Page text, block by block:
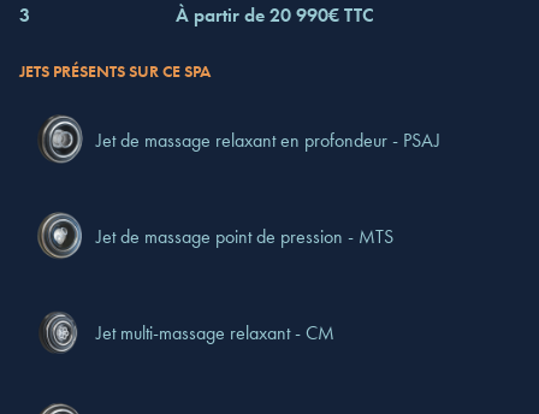
3 À partir de 20 990€ TTC
JETS PRÉSENTS SUR CE SPA
Jet de massage relaxant en profondeur - PSAJ
Jet de massage point de pression - MTS
Jet multi-massage relaxant - CM